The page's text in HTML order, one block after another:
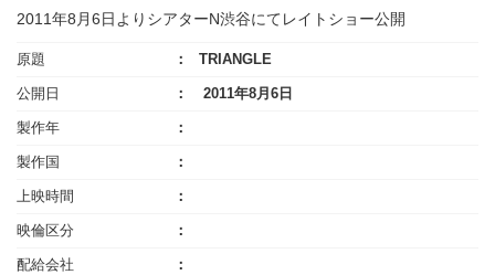
2011年8月6日よりシアターN渋谷にてレイトショー公開
原題 TRIANGLE
公開日 2011年8月6日
製作年
製作国
上映時間
映倫区分
配給会社